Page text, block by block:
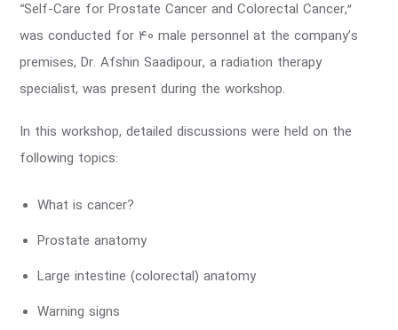
“Self-Care for Prostate Cancer and Colorectal Cancer,”
was conducted for 40 male personnel at the company’s
premises, Dr. Afshin Saadipour, a radiation therapy
specialist, was present during the workshop.
In this workshop, detailed discussions were held on the
following topics:
What is cancer?
Prostate anatomy
Large intestine (colorectal) anatomy
Warning signs